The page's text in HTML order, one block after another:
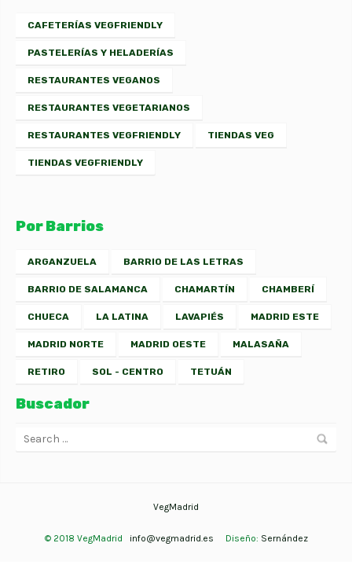
CAFETERÍAS VEGFRIENDLY
PASTELERÍAS Y HELADERÍAS
RESTAURANTES VEGANOS
RESTAURANTES VEGETARIANOS
RESTAURANTES VEGFRIENDLY TIENDAS VEG
TIENDAS VEGFRIENDLY
Por Barrios
ARGANZUELA BARRIO DE LAS LETRAS
BARRIO DE SALAMANCA CHAMARTÍN CHAMBERÍ
CHUECA LA LATINA LAVAPIÉS MADRID ESTE
MADRID NORTE MADRID OESTE MALASAÑA
RETIRO SOL - CENTRO TETUÁN
Buscador
VegMadrid
© 2018 VegMadrid info@vegmadrid.es Diseño: Sernández